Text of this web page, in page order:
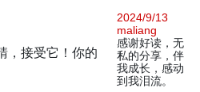
，接受它！你的
2024/9/13
maliang
感谢好读，无
私的分享，伴
我成长，感动
到我泪流。